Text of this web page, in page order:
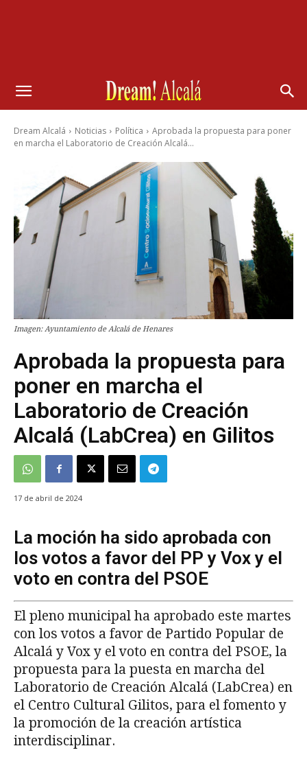
Dream Alcalá Noticias Política
Aprobada la propuesta para poner
en marcha el Laboratorio de Creación Alcalá...
Imagen: Ayuntamiento de Alcalá de Henares
Aprobada la propuesta para
poner en marcha el
Laboratorio de Creación
Alcalá (LabCrea) en Gilitos
17 de abril de 2024
La moción ha sido aprobada con
los votos a favor del PP y Vox y el
voto en contra del PSOE
El pleno municipal ha aprobado este martes
con los votos a favor de Partido Popular de
Alcalá y Vox y el voto en contra del PSOE, la
propuesta para la puesta en marcha del
Laboratorio de Creación Alcalá (LabCrea) en
el Centro Cultural Gilitos, para el fomento y
la promoción de la creación artística
interdisciplinar.